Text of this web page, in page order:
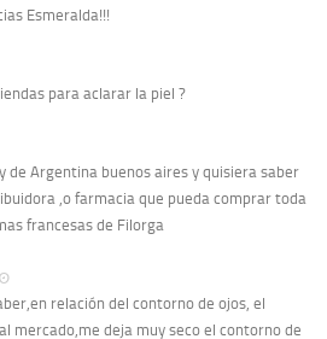
Esmeralda!!!
para aclarar la piel ?
de Argentina buenos aires y quisiera saber
,o farmacia que pueda comprar toda
francesas de Filorga
relación del contorno de ojos, el
mercado,me deja muy seco el contorno de